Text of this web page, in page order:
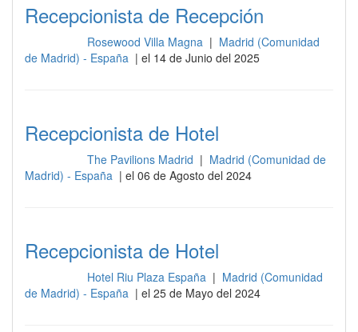
Recepcionista de Recepción
Rosewood Villa Magna | Madrid (Comunidad
de Madrid) - España | el 14 de Junio del 2025
Recepcionista de Hotel
The Pavilions Madrid | Madrid (Comunidad de
Madrid) - España | el 06 de Agosto del 2024
Recepcionista de Hotel
Hotel Riu Plaza España | Madrid (Comunidad
de Madrid) - España | el 25 de Mayo del 2024